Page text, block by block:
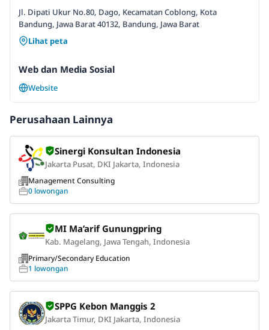
Jl. Dipati Ukur No.80, Dago, Kecamatan Coblong, Kota
Bandung, Jawa Barat 40132, Bandung, Jawa Barat
Lihat peta
Web dan Media Sosial
Website
Perusahaan Lainnya
Sinergi Konsultan Indonesia
Jakarta Pusat, DKI Jakarta, Indonesia
Management Consulting
0 lowongan
MI Ma’arif Gunungpring
Kab. Magelang, Jawa Tengah, Indonesia
Primary/Secondary Education
1 lowongan
SPPG Kebon Manggis 2
Jakarta Timur, DKI Jakarta, Indonesia